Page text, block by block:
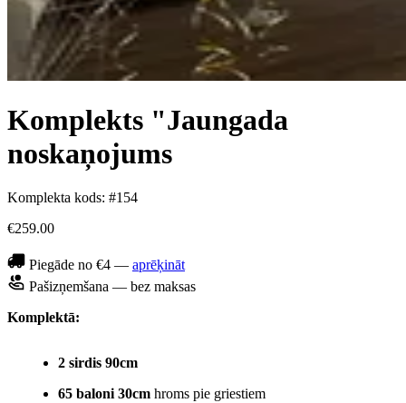
Komplekts "Jaungada
noskaņojums
Komplekta kods: #154
€259.00
Piegāde no €4 — aprēķināt
Pašizņemšana — bez maksas
Komplektā:
2 sirdis 90cm
65 baloni 30cm hroms pie griestiem